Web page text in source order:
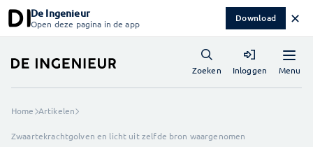
De Ingenieur
Open deze pagina in de app Download ✕
Menu
Zoeken Inloggen
Home Artikelen
Zwaartekrachtgolven en licht uit zelfde bron waargenomen